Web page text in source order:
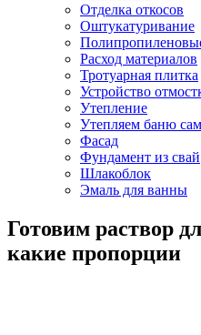
Отделка откосов
Оштукатуривание
Расход материалов
Тротуарная плитка
Устройство
Утепление
Утепляем баню
Фасад
Фундамент из свай
Шлакоблок
Эмаль для ванны
Готовим раствор
какие пропорции